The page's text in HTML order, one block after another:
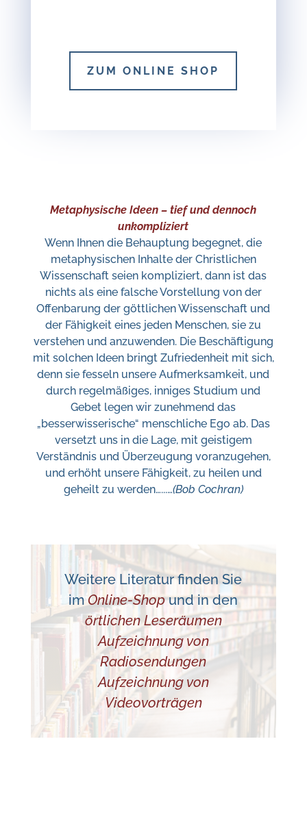
ZUM ONLINE SHOP
Metaphysische Ideen – tief und dennoch
unkompliziert
Wenn Ihnen die Behauptung begegnet, die
metaphysischen Inhalte der Christlichen
Wissenschaft seien kompliziert, dann ist das
nichts als eine falsche Vorstellung von der
Offenbarung der göttlichen Wissenschaft und
der Fähigkeit eines jeden Menschen, sie zu
verstehen und anzuwenden. Die Beschäftigung
mit solchen Ideen bringt Zufriedenheit mit sich,
denn sie fesseln unsere Aufmerksamkeit, und
durch regelmäßiges, inniges Studium und
Gebet legen wir zunehmend das
„besserwisserische“ menschliche Ego ab. Das
versetzt uns in die Lage, mit geistigem
Verständnis und Überzeugung voranzugehen,
und erhöht unsere Fähigkeit, zu heilen und
geheilt zu werden…...…(Bob Cochran)
Weitere Literatur finden Sie
im Online-Shopund in den
örtlichen Leseräumen
Aufzeichnung von
Radiosendungen
Aufzeichnung von
Videovorträgen